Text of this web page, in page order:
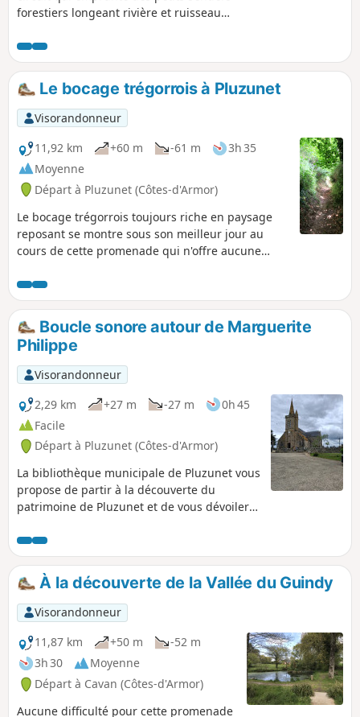
forestiers longeant rivière et ruisseau
et du chant des oiseaux. Aucune
réponse au mystère des menhirs face à
ce monstre de plusieurs tonnes trônant
dans cette petite clairière depuis plus
de 5000 ans.
Le bocage trégorrois à Pluzunet
Visorandonneur
11,92 km
+60 m -61 m
3h 35
Moyenne
Départ à Pluzunet (Côtes-d'Armor)
Le bocage trégorrois toujours riche en paysage
reposant se montre sous son meilleur jour au
cours de cette promenade qui n'offre aucune
Boucle sonore autour de Marguerite
Philippe
Visorandonneur
2,29 km
+27 m -27 m
0h 45
Facile
Départ à Pluzunet (Côtes-d'Armor)
La bibliothèque municipale de Pluzunet vous
propose de partir à la découverte du
patrimoine de Pluzunet et de vous dévoiler
Philippe,
À la découverte de la Vallée du Guindy
Visorandonneur
11,87 km
+50 m
-52 m
3h 30
Moyenne
Départ à Cavan (Côtes-d'Armor)
Aucune difficulté pour cette promenade